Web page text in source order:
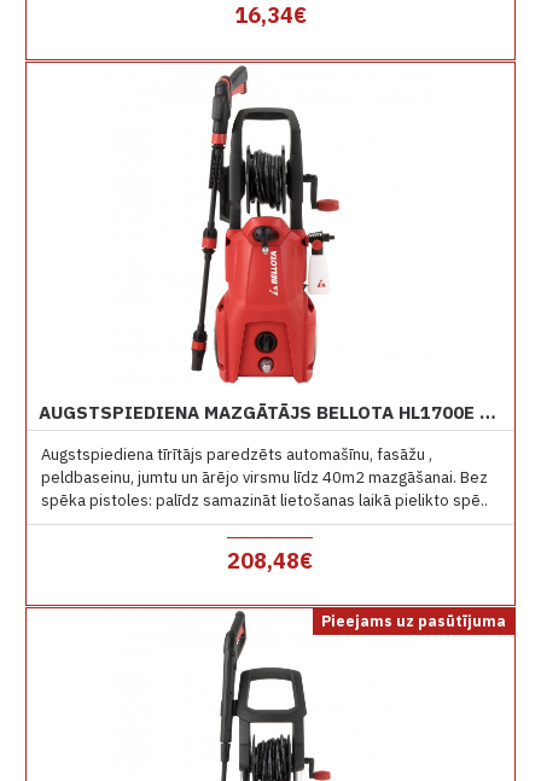
16,34€
AUGSTSPIEDIENA MAZGĀTĀJS BELLOTA HL1700E 140 BAR
Augstspiediena tīrītājs paredzēts automašīnu, fasāžu ,
peldbaseinu, jumtu un ārējo virsmu līdz 40m2 mazgāšanai. Bez
spēka pistoles: palīdz samazināt lietošanas laikā pielikto spē..
208,48€
Pieejams uz pasūtījuma